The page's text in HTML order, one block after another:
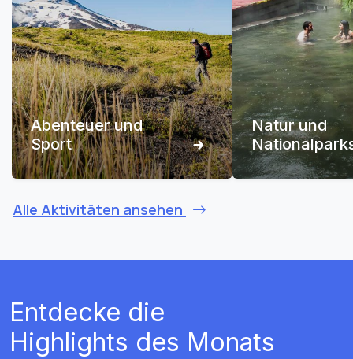
Abenteuer und
Sport
Natur und
Alle Aktivitäten ansehen
Entdecke die
Highlights des Monats